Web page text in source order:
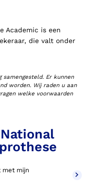
Academic is een
die valt onder
Er kunnen
worden. Wij raden u aan
welke voorwaarden
met mijn